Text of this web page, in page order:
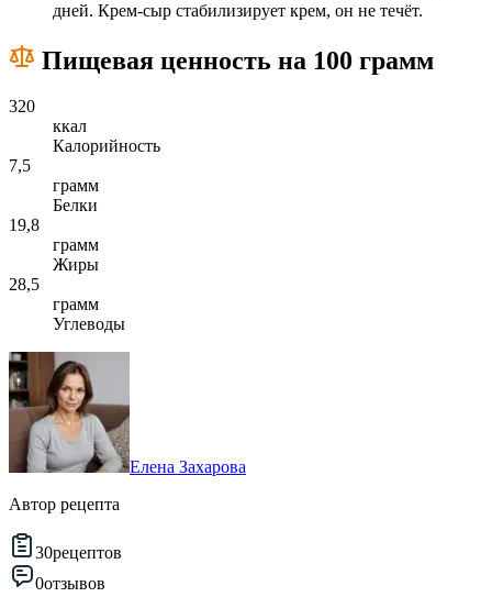
дней. Крем-сыр стабилизирует крем, он не течёт.
Пищевая ценность на 100 грамм
320
ккал
Калорийность
7,5
грамм
Белки
19,8
грамм
Жиры
28,5
грамм
Углеводы
Елена Захарова
Автор рецепта
30рецептов
0отзывов